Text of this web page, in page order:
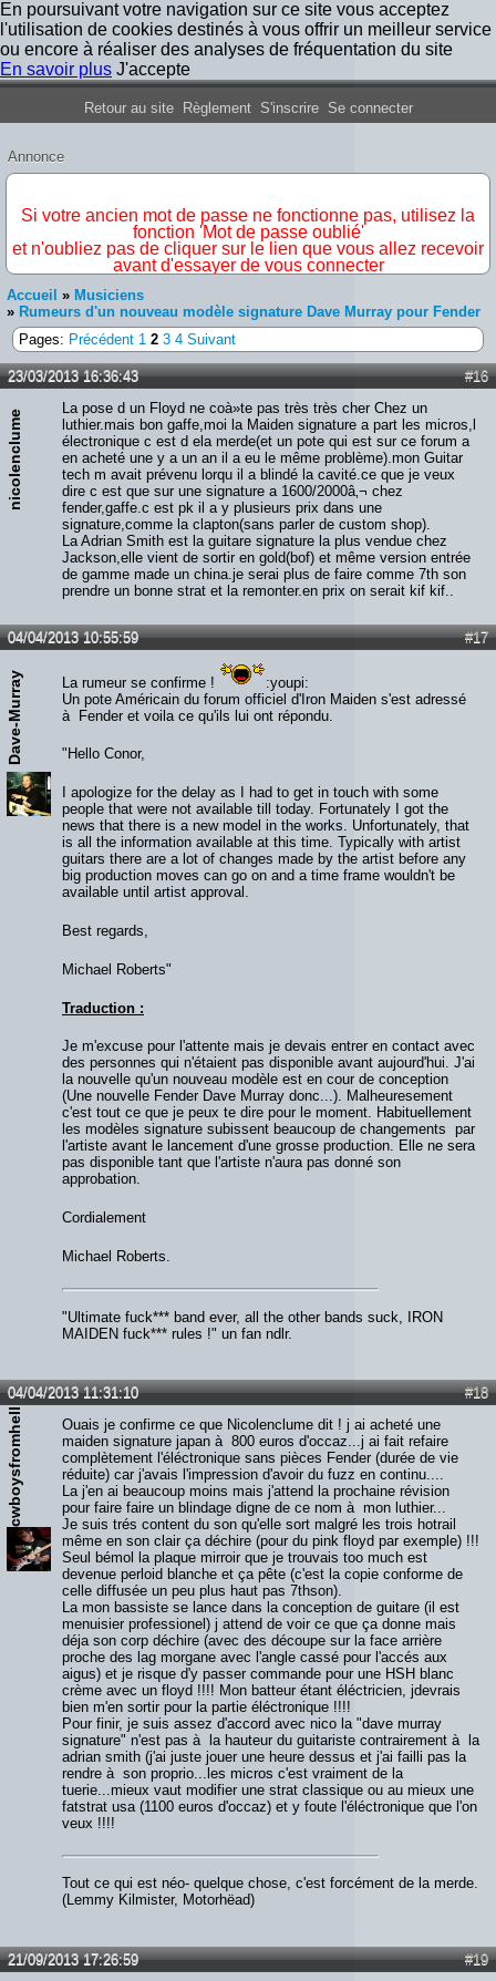
En poursuivant votre navigation sur ce site vous acceptez
l'utilisation de cookies destinés à vous offrir un meilleur service
ou encore à réaliser des analyses de fréquentation du site
En savoir plus J'accepte
Forum Iron Maiden France
Retour au site Règlement S'inscrire Se connecter
Annonce
Si votre ancien mot de passe ne fonctionne pas, utilisez la
fonction 'Mot de passe oublié'
et n'oubliez pas de cliquer sur le lien que vous allez recevoir
avant d'essayer de vous connecter
Accueil » Musiciens
» Rumeurs d'un nouveau modèle signature Dave Murray pour Fender
Pages: Précédent 1 2 3 4 Suivant
#16
23/03/2013 16:36:43
nicolenclume
La pose d un Floyd ne coà»te pas très très cher Chez un
luthier.mais bon gaffe,moi la Maiden signature a part les micros,l
électronique c est d ela merde(et un pote qui est sur ce forum a
en acheté une y a un an il a eu le même problème).mon Guitar
tech m avait prévenu lorqu il a blindé la cavité.ce que je veux
dire c est que sur une signature a 1600/2000â‚¬ chez
fender,gaffe.c est pk il a y plusieurs prix dans une
signature,comme la clapton(sans parler de custom shop).
La Adrian Smith est la guitare signature la plus vendue chez
Jackson,elle vient de sortir en gold(bof) et même version entrée
de gamme made un china.je serai plus de faire comme 7th son
prendre un bonne strat et la remonter.en prix on serait kif kif..
#17
04/04/2013 10:55:59
Dave-Murray La rumeur se confirme !
:youpi:
Un pote Américain du forum officiel d'Iron Maiden s'est adressé
à Fender et voila ce qu'ils lui ont répondu.
"Hello Conor,
I apologize for the delay as I had to get in touch with some
people that were not available till today. Fortunately I got the
news that there is a new model in the works. Unfortunately, that
is all the information available at this time. Typically with artist
guitars there are a lot of changes made by the artist before any
big production moves can go on and a time frame wouldn't be
available until artist approval.
Best regards,
Michael Roberts"
Traduction :
Je m'excuse pour l'attente mais je devais entrer en contact avec
des personnes qui n'étaient pas disponible avant aujourd'hui. J'ai
la nouvelle qu'un nouveau modèle est en cour de conception
(Une nouvelle Fender Dave Murray donc...). Malheuresement
c'est tout ce que je peux te dire pour le moment. Habituellement
les modèles signature subissent beaucoup de changements par
l'artiste avant le lancement d'une grosse production. Elle ne sera
pas disponible tant que l'artiste n'aura pas donné son
approbation.
Cordialement
Michael Roberts.
"Ultimate fuck*** band ever, all the other bands suck, IRON
MAIDEN fuck*** rules !" un fan ndlr.
#18
04/04/2013 11:31:10
cwboysfromhell
Ouais je confirme ce que Nicolenclume dit ! j ai acheté une
maiden signature japan à 800 euros d'occaz...j ai fait refaire
complètement l'éléctronique sans pièces Fender (durée de vie
réduite) car j'avais l'impression d'avoir du fuzz en continu....
La j'en ai beaucoup moins mais j'attend la prochaine révision
pour faire faire un blindage digne de ce nom à mon luthier...
Je suis trés content du son qu'elle sort malgré les trois hotrail
même en son clair ça déchire (pour du pink floyd par exemple) !!!
Seul bémol la plaque mirroir que je trouvais too much est
devenue perloid blanche et ça pête (c'est la copie conforme de
celle diffusée un peu plus haut pas 7thson).
La mon bassiste se lance dans la conception de guitare (il est
menuisier professionel) j attend de voir ce que ça donne mais
déja son corp déchire (avec des découpe sur la face arrière
proche des lag morgane avec l'angle cassé pour l'accés aux
aigus) et je risque d'y passer commande pour une HSH blanc
crème avec un floyd !!!! Mon batteur étant éléctricien, jdevrais
bien m'en sortir pour la partie éléctronique !!!!
Pour finir, je suis assez d'accord avec nico la "dave murray
signature" n'est pas à la hauteur du guitariste contrairement à la
adrian smith (j'ai juste jouer une heure dessus et j'ai failli pas la
rendre à son proprio...les micros c'est vraiment de la
tuerie...mieux vaut modifier une strat classique ou au mieux une
fatstrat usa (1100 euros d'occaz) et y foute l'éléctronique que l'on
veux !!!!
Tout ce qui est néo- quelque chose, c'est forcément de la merde.
(Lemmy Kilmister, Motorhëad)
#19
21/09/2013 17:26:59